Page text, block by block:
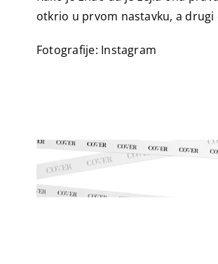
otkrio u prvom nastavku, a
Fotografije: Instagram